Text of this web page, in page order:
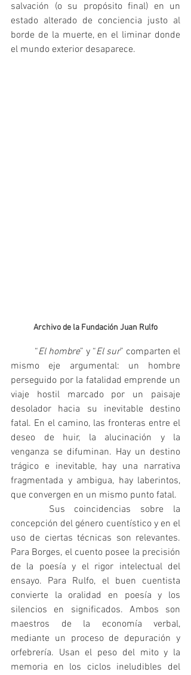
salvación (o su propósito final) en un
estado alterado de conciencia justo al
borde de la muerte, en el liminar donde
el mundo exterior desaparece.
Archivo de la Fundación Juan Rulfo
“El hombre” y “El sur” comparten el
mismo eje argumental: un hombre
perseguido por la fatalidad emprende un
viaje hostil marcado por un paisaje
desolador hacia su inevitable destino
fatal. En el camino, las fronteras entre el
deseo de huir, la alucinación y la
venganza se difuminan. Hay un destino
trágico e inevitable, hay una narrativa
fragmentada y ambigua, hay laberintos,
que convergen en un mismo punto fatal.
concepción del género cuentístico y en el
uso de ciertas técnicas son relevantes.
Para Borges, el cuento posee la precisión
de la poesía y el rigor intelectual del
ensayo. Para Rulfo, el buen cuentista
convierte la oralidad en poesía y los
silencios en significados. Ambos son
maestros de la economía verbal,
mediante un proceso de depuración y
orfebrería. Usan el peso del mito y la
memoria en los ciclos ineludibles del